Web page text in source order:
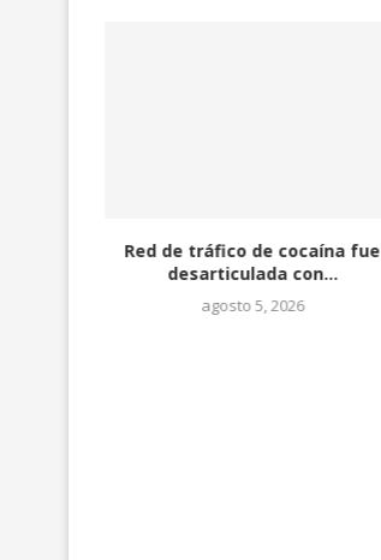
Red de tráfico de cocaína fue
desarticulada con...
agosto 5, 2026